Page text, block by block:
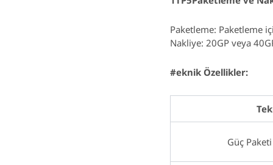
Paketleme: Paketleme
Nakliye: 20GP veya
#eknik Özellikler:
Güç